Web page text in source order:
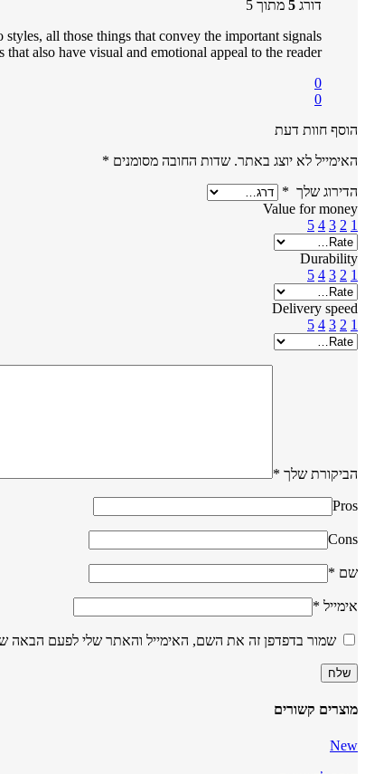
דורג 5 מתוך 5
all those things that convey the important signals
also have visual and emotional appeal to the reader.
0
0
הוסף חוות דעת
האימייל לא יוצג באתר. שדות החובה מסומנים *
הדירוג שלך *
Value for money
1
2
3
4
5
Durability
1
2
3
4
5
Delivery speed
1
2
3
4
5
הביקורת שלך *
Pros
Cons
שם *
אימייל *
שמור בדפדפן זה את השם, האימייל והאתר שלי לפעם הבאה
מוצרים קשורים
New